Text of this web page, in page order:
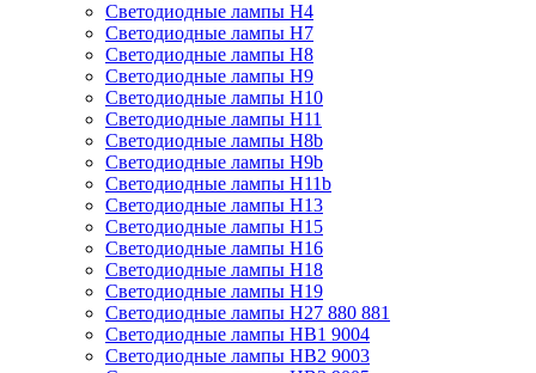
Светодиодные лампы H4
Светодиодные лампы H7
Светодиодные лампы H8
Светодиодные лампы H9
Светодиодные лампы H10
Светодиодные лампы H11
Светодиодные лампы H8b
Светодиодные лампы H9b
Светодиодные лампы H11b
Светодиодные лампы H13
Светодиодные лампы H15
Светодиодные лампы H16
Светодиодные лампы H18
Светодиодные лампы H19
Светодиодные лампы H27 880 881
Светодиодные лампы HB1 9004
Светодиодные лампы HB2 9003